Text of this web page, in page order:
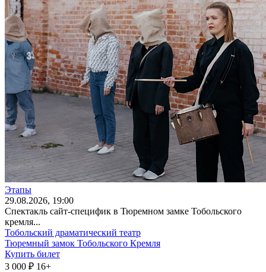
Этапы
29.08.2026, 19:00
Спектакль сайт-специфик в Тюремном замке Тобольского
кремля...
Тобольский драматический театр
Тюремный замок Тобольского Кремля
Купить билет
3 000 ₽ 16+